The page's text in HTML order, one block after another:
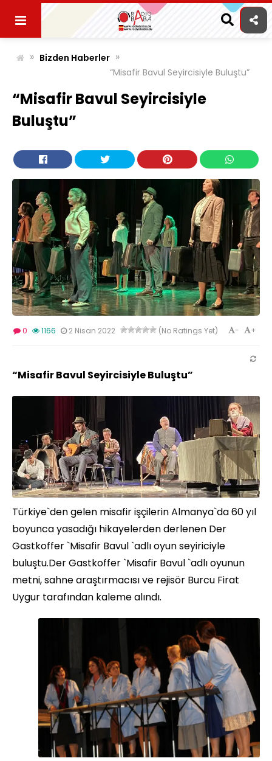
content
» Bizden Haberler »
“Misafir Bavul Seyircisiyle Buluştu”
“Misafir Bavul Seyircisiyle
Buluştu”
0 1166 2 Nisan 2022 (No Ratings Yet) +
-
“Misafir Bavul Seyircisiyle Buluştu”
Türkiye`den gelen misafir işçilerin Almanya`da 60 yıl
boyunca yasadığı hikayelerden derlenen Der
Gastkoffer `Misafir Bavul `adlı oyun seyiriciyle
buluştu.Der Gastkoffer `Misafir Bavul `adlı oyunun
metni, sahne araştırmacısı ve rejisör Burcu Firat
Uygur tarafından kaleme alındı.